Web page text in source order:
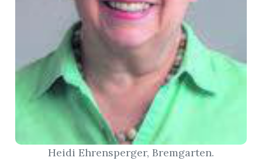
Bremgarten
Heidi Ehrensperger, Bremgarten.